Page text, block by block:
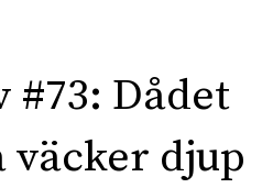
#73: Dådet
väcker djup